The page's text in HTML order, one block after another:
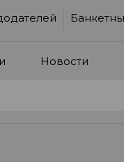
Новости